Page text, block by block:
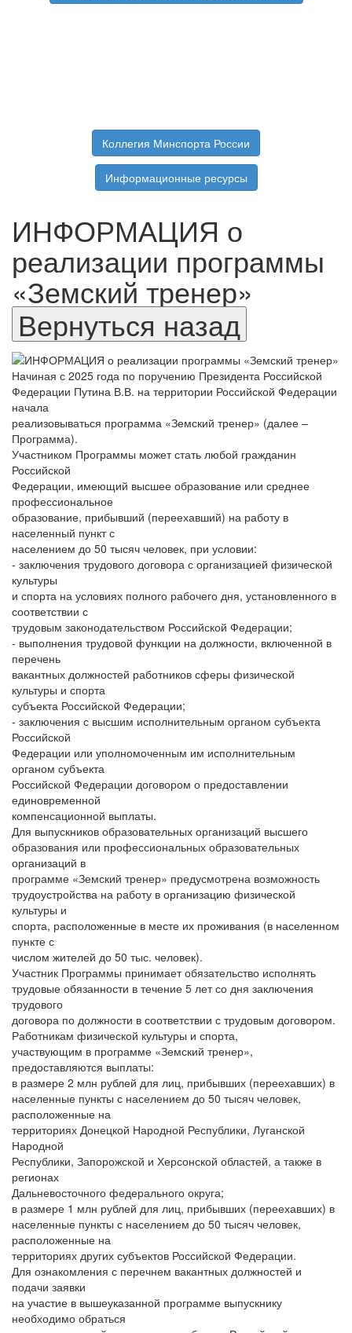
Коллегия Минспорта России
Информационные ресурсы
ИНФОРМАЦИЯ о
реализации программы
«Земский тренер»
Начиная с 2025 года по поручению Президента Российской
Федерации Путина В.В. на территории Российской Федерации
начала
реализовываться программа «Земский тренер» (далее –
Программа).
Участником Программы может стать любой гражданин
Российской
Федерации, имеющий высшее образование или среднее
профессиональное
образование, прибывший (переехавший) на работу в
населенный пункт с
населением до 50 тысяч человек, при условии:
- заключения трудового договора с организацией физической
культуры
и спорта на условиях полного рабочего дня, установленного в
соответствии с
трудовым законодательством Российской Федерации;
- выполнения трудовой функции на должности, включенной в
перечень
вакантных должностей работников сферы физической
культуры и спорта
субъекта Российской Федерации;
- заключения с высшим исполнительным органом субъекта
Российской
Федерации или уполномоченным им исполнительным
органом субъекта
Российской Федерации договором о предоставлении
единовременной
компенсационной выплаты.
Для выпускников образовательных организаций высшего
образования или профессиональных образовательных
организаций в
программе «Земский тренер» предусмотрена возможность
трудоустройства на работу в организацию физической
культуры и
спорта, расположенные в месте их проживания (в населенном
пункте с
числом жителей до 50 тыс. человек).
Участник Программы принимает обязательство исполнять
трудовые обязанности в течение 5 лет со дня заключения
трудового
договора по должности в соответствии с трудовым договором.
Работникам физической культуры и спорта,
участвующим в программе «Земский тренер»,
предоставляются выплаты:
в размере 2 млн рублей для лиц, прибывших (переехавших) в
населенные пункты с населением до 50 тысяч человек,
расположенные на
территориях Донецкой Народной Республики, Луганской
Народной
Республики, Запорожской и Херсонской областей, а также в
регионах
Дальневосточного федерального округа;
в размере 1 млн рублей для лиц, прибывших (переехавших) в
населенные пункты с населением до 50 тысяч человек,
расположенные на
территориях других субъектов Российской Федерации.
Для ознакомления с перечнем вакантных должностей и
подачи заявки
на участие в вышеуказанной программе выпускнику
необходимо обраться